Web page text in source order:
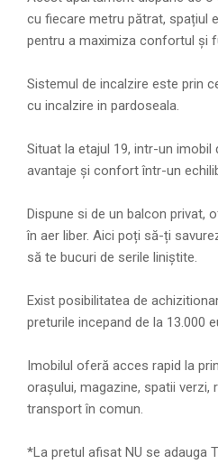
cu fiecare metru pătrat, spațiul
pentru a maximiza confortul și
Sistemul de incalzire este prin
cu incalzire in pardoseala.
Situat la etajul 19, intr-un
avantaje și confort într-un
Dispune si de un balcon privat,
în aer liber. Aici poți să-ți
să te bucuri de serile liniștite.
Exist posibilitatea de
preturile incepand de la 13.000
Imobilul oferă acces rapid la
orașului, magazine, spatii
transport în comun.
*La pretul afisat NU se adauga